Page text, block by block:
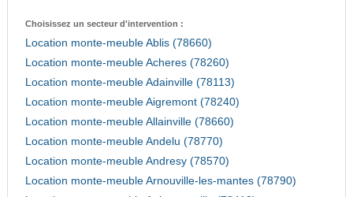
Choisissez un secteur d'intervention :
Location monte-meuble Ablis (78660)
Location monte-meuble Acheres (78260)
Location monte-meuble Adainville (78113)
Location monte-meuble Aigremont (78240)
Location monte-meuble Allainville (78660)
Location monte-meuble Andelu (78770)
Location monte-meuble Andresy (78570)
Location monte-meuble Arnouville-les-mantes (78790)